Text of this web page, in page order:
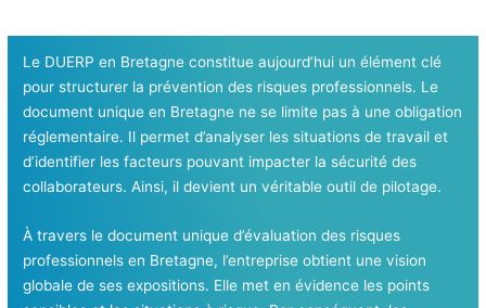
Le DUERP en Bretagne constitue aujourd’hui un élément clé
pour structurer la prévention des risques professionnels. Le
document unique en Bretagne ne se limite pas à une obligation
réglementaire. Il permet d’analyser les situations de travail et
d’identifier les facteurs pouvant impacter la sécurité des
collaborateurs. Ainsi, il devient un véritable outil de pilotage.
À travers le document unique d’évaluation des risques
professionnels en Bretagne, l’entreprise obtient une vision
globale de ses expositions. Elle met en évidence les points